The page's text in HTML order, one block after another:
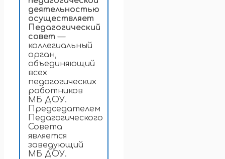
деятельностью
осуществляет
Педагогический
совет —
коллегиальный
орган,
объединяющий
всех
педагогических
работников
МБ ДОУ.
Председателем
Педагогического
Совета
является
заведующий
МБ ДОУ.